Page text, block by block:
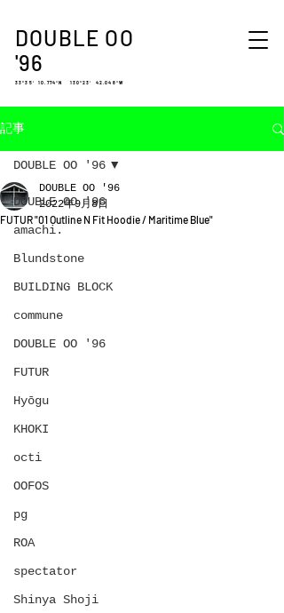
DOUBLE OO
'96
33°35′ 10.774″N 130°23′ 42.048″W
記事
DOUBLE OO '96
amachi.
Blundstone
BUILDING BLOCK
commune
DOUBLE OO '96
FUTUR
Hyōgu
KHOKI
octi
OOFOS
pg
ROA
spectator
Shinya Shoji
DOUBLE OO '96
FUTUR "01 Outline N Fit Hoodie / Maritime Blue"
DOUBLE OO '96
2022年9月8日